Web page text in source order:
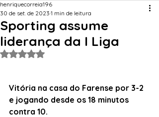
Sporting assume
liderança da I Liga
henriquecorreia196
30 de set. de 2023 1 min de leitura
Avaliado com NaN de 5 estrelas.
Vitória na casa do Farense por 3-2
e jogando desde os 18 minutos
contra 10.